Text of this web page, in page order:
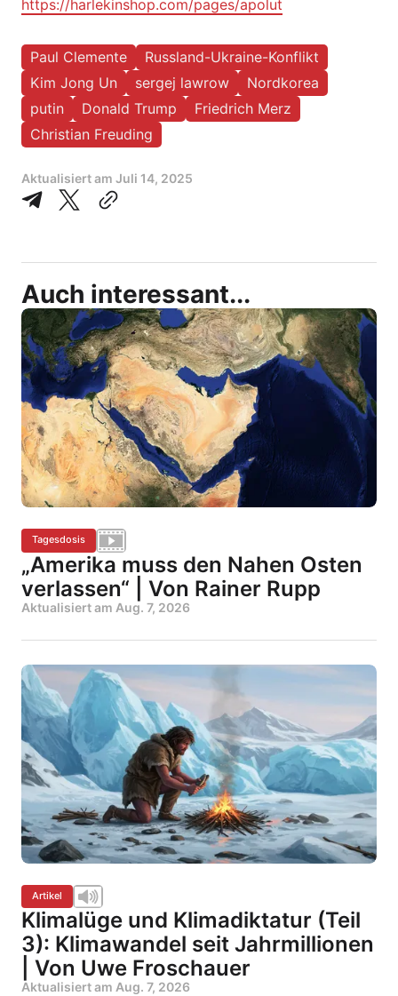
https://harlekinshop.com/pages/apolut
Paul Clemente
Russland-Ukraine-Konflikt
Kim Jong Un
sergej lawrow
Nordkorea
putin
Donald Trump
Friedrich Merz
Christian Freuding
Aktualisiert am Juli 14, 2025
Auch interessant...
Tagesdosis
„Amerika muss den Nahen Osten
verlassen“ | Von Rainer Rupp
Aktualisiert am Aug. 7, 2026
Artikel
Klimalüge und Klimadiktatur (Teil
3): Klimawandel seit Jahrmillionen
| Von Uwe Froschauer
Aktualisiert am Aug. 7, 2026